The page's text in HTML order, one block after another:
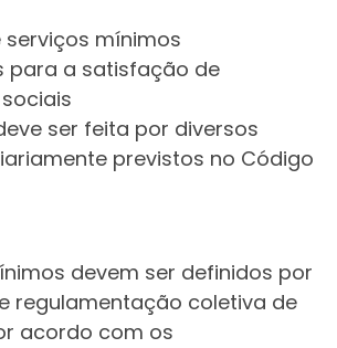
mínimos
para a satisfação de
ser feita por diversos
previstos no Código
devem ser definidos por
regulamentação coletiva de
acordo com os